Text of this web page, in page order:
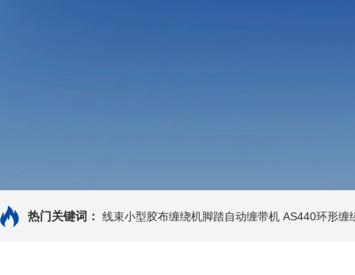
热门关键词： 线束小型胶布缠绕机脚踏自动缠带机 AS440环形缠